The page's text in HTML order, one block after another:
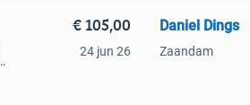
€ 105,00
24 jun 26
Daniel Dings
Zaandam